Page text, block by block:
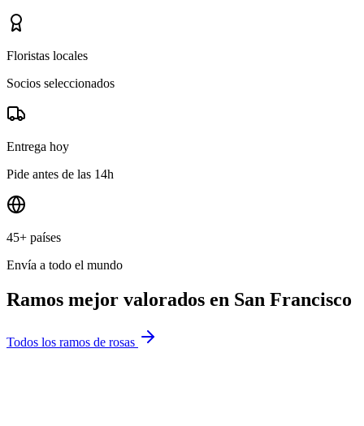
Floristas locales
Socios seleccionados
Entrega hoy
Pide antes de las 14h
45+ países
Envía a todo el mundo
Ramos mejor valorados en San Francisco
Todos los ramos de rosas